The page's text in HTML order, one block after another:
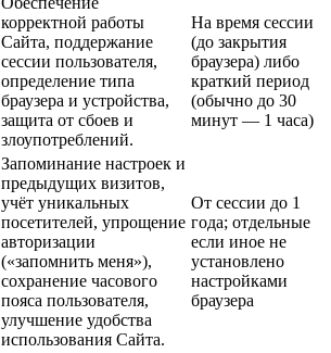
корректной работы
Сайта, поддержание
сессии пользователя,
определение типа
браузера и устройства,
защита от сбоев и
злоупотреблений.
На время сессии
(до закрытия
браузера) либо
краткий период
(обычно до 30
минут — 1 часа)
Запоминание настроек и
предыдущих визитов,
учёт уникальных
посетителей, упрощение
авторизации
(«запомнить меня»),
сохранение часового
пояса пользователя,
улучшение удобства
использования Сайта.
От сессии до 1
года; отдельные
если иное не
установлено
настройками
браузера